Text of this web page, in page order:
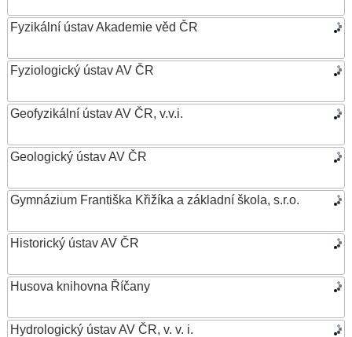
Fyzikální ústav Akademie věd ČR
Fyziologický ústav AV ČR
Geofyzikální ústav AV ČR, v.v.i.
Geologický ústav AV ČR
Gymnázium Františka Křižíka a základní škola, s.r.o.
Historický ústav AV ČR
Husova knihovna Říčany
Hydrologický ústav AV ČR, v. v. i.